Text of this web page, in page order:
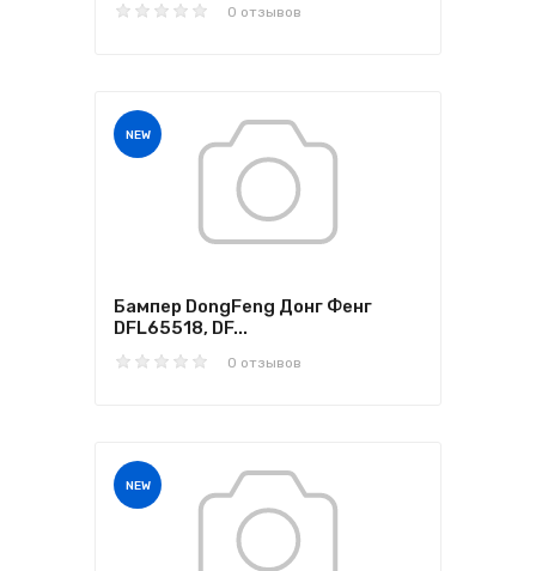
0 отзывов
NEW
Бампер DongFeng Донг Фенг
DFL65518, DF...
0 отзывов
NEW